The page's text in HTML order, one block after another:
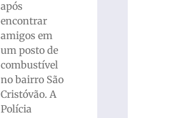
após
encontrar
amigos em
um posto de
combustível
no bairro São
Cristóvão. A
Polícia